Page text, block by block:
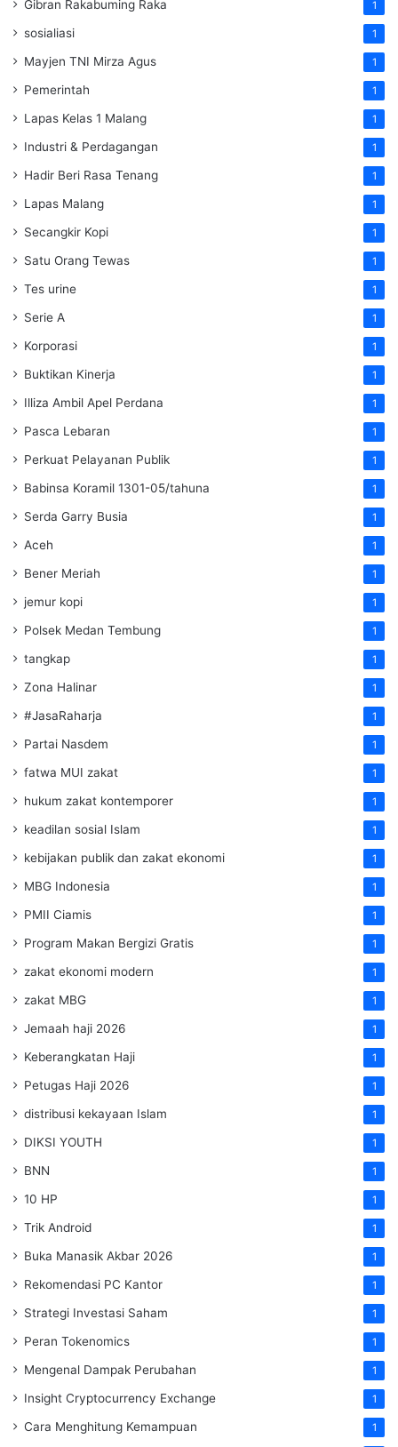
Gibran Rakabuming Raka 1
sosialiasi 1
Mayjen TNI Mirza Agus 1
Pemerintah 1
Lapas Kelas 1 Malang 1
Industri & Perdagangan 1
Hadir Beri Rasa Tenang 1
Lapas Malang 1
Secangkir Kopi 1
Satu Orang Tewas 1
Tes urine 1
Serie A 1
Korporasi 1
Buktikan Kinerja 1
Illiza Ambil Apel Perdana 1
Pasca Lebaran 1
Perkuat Pelayanan Publik 1
Babinsa Koramil 1301-05/tahuna 1
Serda Garry Busia 1
Aceh 1
Bener Meriah 1
jemur kopi 1
Polsek Medan Tembung 1
tangkap 1
Zona Halinar 1
#JasaRaharja 1
Partai Nasdem 1
fatwa MUI zakat 1
hukum zakat kontemporer 1
keadilan sosial Islam 1
kebijakan publik dan zakat ekonomi 1
MBG Indonesia 1
PMII Ciamis 1
Program Makan Bergizi Gratis 1
zakat ekonomi modern 1
zakat MBG 1
Jemaah haji 2026 1
Keberangkatan Haji 1
Petugas Haji 2026 1
distribusi kekayaan Islam 1
DIKSI YOUTH 1
BNN 1
10 HP 1
Trik Android 1
Buka Manasik Akbar 2026 1
Rekomendasi PC Kantor 1
Strategi Investasi Saham 1
Peran Tokenomics 1
Mengenal Dampak Perubahan 1
Insight Cryptocurrency Exchange 1
Cara Menghitung Kemampuan 1